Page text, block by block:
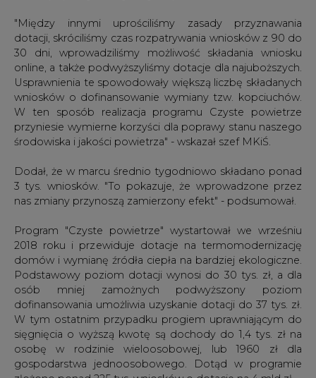
"Między innymi uprościliśmy zasady przyznawania
dotacji, skróciliśmy czas rozpatrywania wniosków z 90 do
30 dni, wprowadziliśmy możliwość składania wniosku
online, a także podwyższyliśmy dotacje dla najuboższych.
Usprawnienia te spowodowały większą liczbę składanych
wniosków o dofinansowanie wymiany tzw. kopciuchów.
W ten sposób realizacja programu Czyste powietrze
przyniesie wymierne korzyści dla poprawy stanu naszego
środowiska i jakości powietrza" - wskazał szef MKiŚ.
Dodał, że w marcu średnio tygodniowo składano ponad
3 tys. wniosków. "To pokazuje, że wprowadzone przez
nas zmiany przynoszą zamierzony efekt" - podsumował.
Program "Czyste powietrze" wystartował we wrześniu
2018 roku i przewiduje dotacje na termomodernizację
domów i wymianę źródła ciepła na bardziej ekologiczne.
Podstawowy poziom dotacji wynosi do 30 tys. zł, a dla
osób mniej zamożnych podwyższony poziom
dofinansowania umożliwia uzyskanie dotacji do 37 tys. zł.
W tym ostatnim przypadku progiem uprawniającym do
sięgnięcia o wyższą kwotę są dochody do 1,4 tys. zł na
osobę w rodzinie wieloosobowej, lub 1960 zł dla
gospodarstwa jednoosobowego. Dotąd w programie